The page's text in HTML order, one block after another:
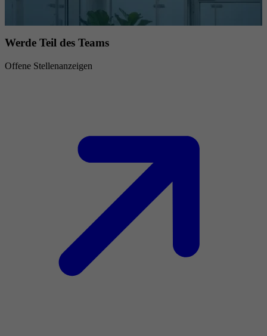
Werde Teil des Teams
Offene Stellenanzeigen